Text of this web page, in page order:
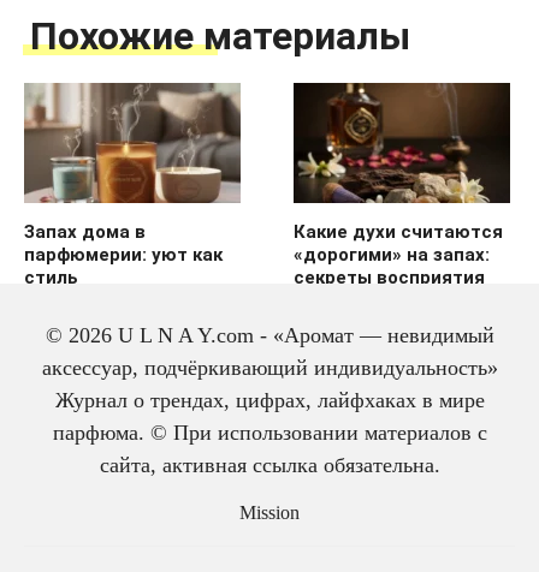
Похожие материалы
Запах дома в
парфюмерии: уют как
стиль
Какие духи считаются
«дорогими» на запах:
секреты восприятия
© 2026 U L N A Y.com - «Аромат — невидимый
аксессуар, подчёркивающий индивидуальность»
Журнал о трендах, цифрах, лайфхаках в мире
парфюма. © При использовании материалов с
сайта, активная ссылка обязательна.
Mission